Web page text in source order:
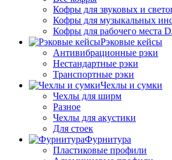
Кофры для звуковых и
Кофры для музыкальных
Кофры для рабочего места
Рэковые кейсы
Антивибрационные рэки
Нестандартные рэки
Транспортные рэки
Чехлы и сумки
Чехлы для ширм
Разное
Чехлы для акустики
Для стоек
Фурнитура
Пластиковые профили